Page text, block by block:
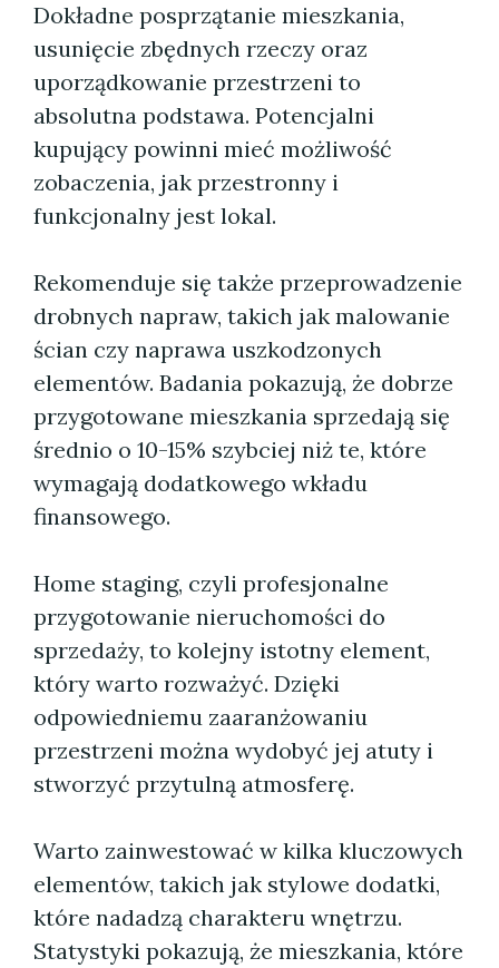
Dokładne posprzątanie mieszkania,
usunięcie zbędnych rzeczy oraz
uporządkowanie przestrzeni to
absolutna podstawa. Potencjalni
kupujący powinni mieć możliwość
zobaczenia, jak przestronny i
funkcjonalny jest lokal.
Rekomenduje się także przeprowadzenie
drobnych napraw, takich jak malowanie
ścian czy naprawa uszkodzonych
elementów. Badania pokazują, że dobrze
przygotowane mieszkania sprzedają się
średnio o 10-15% szybciej niż te, które
wymagają dodatkowego wkładu
finansowego.
Home staging, czyli profesjonalne
przygotowanie nieruchomości do
sprzedaży, to kolejny istotny element,
który warto rozważyć. Dzięki
odpowiedniemu zaaranżowaniu
przestrzeni można wydobyć jej atuty i
stworzyć przytulną atmosferę.
Warto zainwestować w kilka kluczowych
elementów, takich jak stylowe dodatki,
które nadadzą charakteru wnętrzu.
Statystyki pokazują, że mieszkania, które